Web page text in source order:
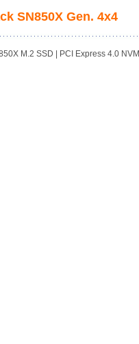
SN850X Gen. 4x4
M.2 SSD | PCI Express 4.0